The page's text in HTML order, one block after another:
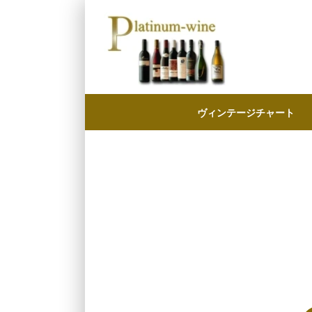
ヴィンテージチャート